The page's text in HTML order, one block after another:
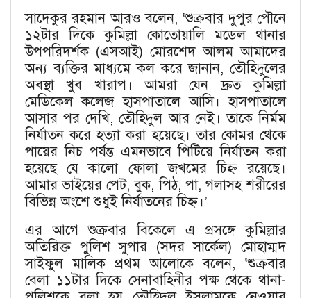
সাদেকুর রহমান আরও বলেন, ‘শুক্রবার দুপুর পৌনে
১২টার দিকে কুমিল্লা কোতোয়ালি মডেল থানার
উপপরিদর্শক (এসআই) মোরশেদ আলম আমাদের
অন্য ব্যক্তির মাধ্যমে কল করে জানান, তৌহিদুলের
অবস্থা খুব খারাপ। আমরা যেন দ্রুত কুমিল্লা
মেডিকেল কলেজ হাসপাতালে আসি। হাসপাতালে
আসার পর দেখি, তৌহিদুল আর নেই। তাকে নির্মম
নির্যাতন করে হত্যা করা হয়েছে। তার কোমর থেকে
পায়ের নিচ পর্যন্ত এমনভাবে পিটিয়ে নির্যাতন করা
হয়েছে যে কালো ফোলা জখমের চিহ্ন রয়েছে।
আমার ভাইয়ের পেট, বুক, পিঠ, পা, গলাসহ শরীরের
বিভিন্ন অংশে শুধুই নির্যাতনের চিহ্ন।’
এর আগে শুক্রবার বিকেলে এ প্রসঙ্গে কুমিল্লার
অতিরিক্ত পুলিশ সুপার (সদর সার্কেল) মোহাম্মদ
সাইফুল মালিক প্রথম আলোকে বলেন, ‘শুক্রবার
বেলা ১১টার দিকে সেনাবাহিনীর পক্ষ থেকে থানা-